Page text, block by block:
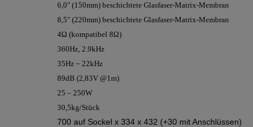
6,0″ (150mm) beschichtete Glasfaser-Matrix-Membran
8,5″ (220mm) beschichtete Glasfaser-Matrix-Membran
4Ω (kompatibel 8Ω)
360Hz, 2.9kHz
35Hz ~ 22kHz
89dB (2,83V @1m)
25 – 250W
30,5kg/Stück
700 auf Sockel x 334 x 432 (+30 mit Anschlüssen)